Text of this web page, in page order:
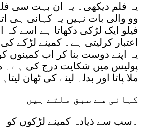
یہ فلم دیکھی۔ یہ ان بہت سی
وو والی بات نہیں یہ کہانی ہی
فیلو ایک لڑکی دکھاتا ہے اسے
اعتبار کرلیتی ہے۔ کمینے لڑکے
یہ اپنے دوست بنا کر اب کمینوں
پولیس میں شکایت درج کی ہے۔
ملا پاتا اور بدلہ لینے کی ٹھان
کہانی سے سبق ملتے ہیں
۔سب سے ذیادہ کمینے لڑکوں کو